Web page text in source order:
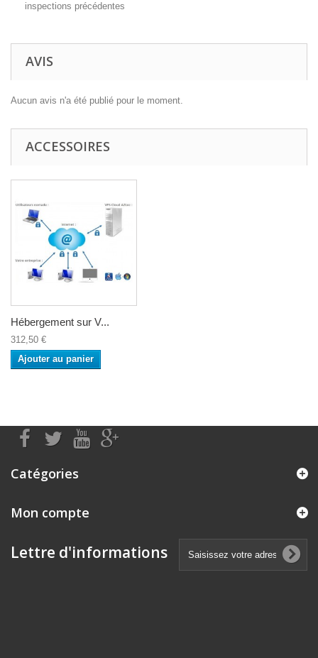
inspections précédentes
AVIS
Aucun avis n'a été publié pour le moment.
ACCESSOIRES
Hébergement sur V...
312,50 €
Ajouter au panier
Catégories
Mon compte
Lettre d'informations